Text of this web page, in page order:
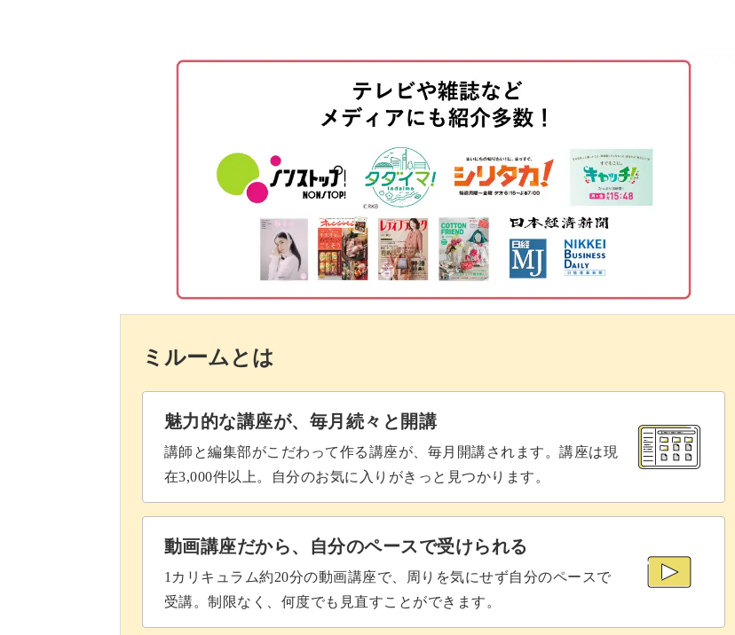
お好みの色や模様のリボンを取りつけて、おしゃれな花冠に仕上げてみてくださいね。
かすみ草をカットしてパーツを作る
ベースに配置してイメージを確認する
ベースにパーツをつける
リボンをつける
ミルームとは
魅力的な講座が、毎月続々と開講
講師と編集部がこだわって作る講座が、毎月開講されます。講座は現
在3,000件以上。自分のお気に入りがきっと見つかります。
動画講座だから、自分のペースで受けられる
1カリキュラム約20分の動画講座で、周りを気にせず自分のペースで
受講。制限なく、何度でも見直すことができます。